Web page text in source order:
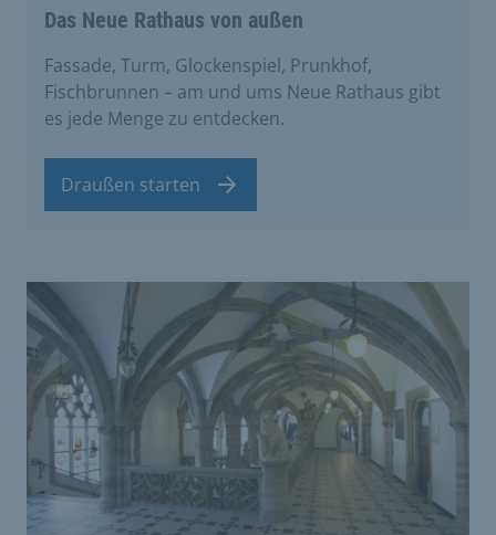
Das Neue Rathaus von außen
Fassade, Turm, Glockenspiel, Prunkhof,
Fischbrunnen – am und ums Neue Rathaus gibt
es jede Menge zu entdecken.
Draußen starten